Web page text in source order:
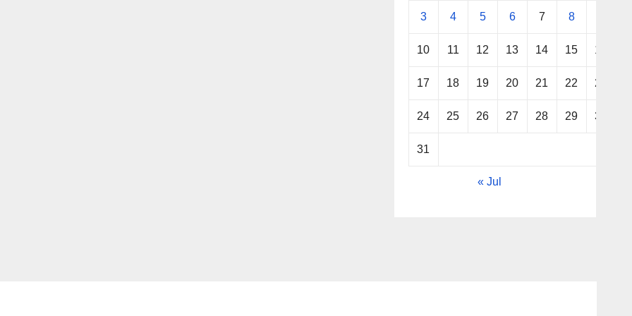
3 4 5 6 7 8
10 11 12 13 14 15 16
17 18 19 20 21 22 23
24 25 26 27 28 29 30
31
« Jul